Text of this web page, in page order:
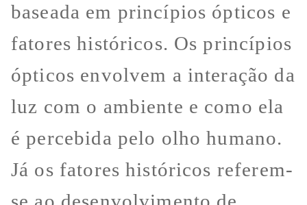
baseada em princípios ópticos e
fatores históricos. Os princípios
ópticos envolvem a interação da
luz com o ambiente e como ela
é percebida pelo olho humano.
Já os fatores históricos referem-